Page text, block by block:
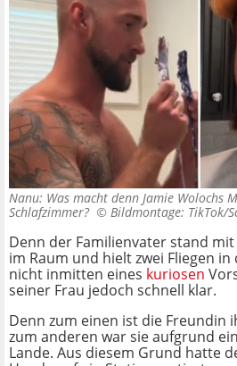
Nanu: Was macht denn Jamie Wolochs
Schlafzimmer? © Bildmontage: TikTok/
Denn der Familienvater stand
im Raum und hielt zwei Fliegen
nicht inmitten eines kuriosen
seiner Frau jedoch schnell klar.
Denn zum einen ist die Freundin
zum anderen war sie aufgrund
Lande. Aus diesem Grund hatte